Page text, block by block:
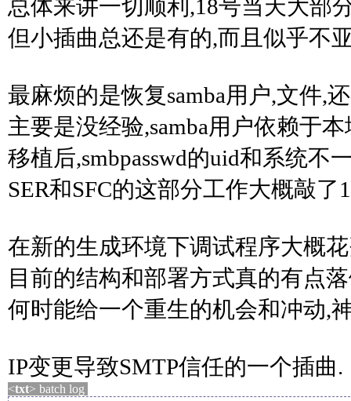
总体来讲一切顺利,18号当天大部
但小插曲总还是有的,而且似乎不
最麻烦的是恢复samba用户,文件,
主要是没经验,samba用户依赖于
移植后,smbpasswd的uid和系统不
SER和SFC的这部分工作大概敲
在新的生成环境下调试程序大概
目前的结构和部署方式真的有点
何时能给一个重生的机会和冲动,
IP变更导致SMTP信任的一个插曲.
<txt> batch log